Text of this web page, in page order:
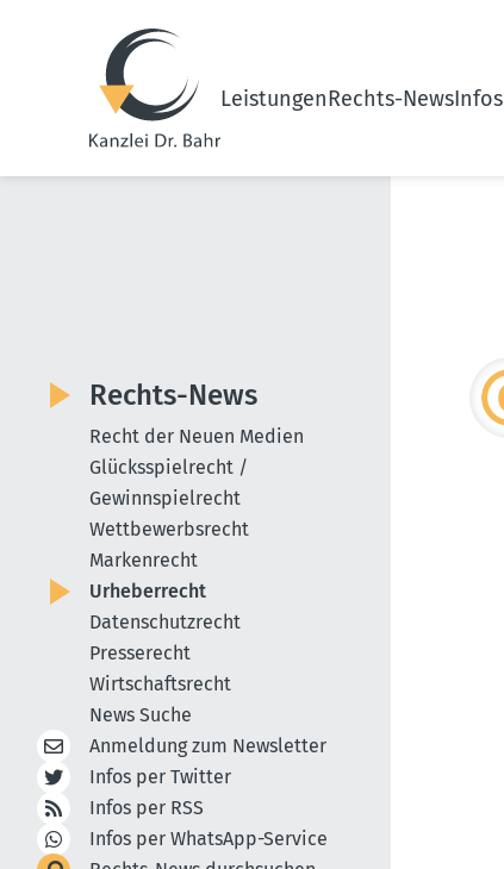
LeistungenRechts-NewsInfos
Rechts-News
Recht der Neuen Medien
Glücksspielrecht /
Gewinnspielrecht
Wettbewerbsrecht
Markenrecht
Urheberrecht
Datenschutzrecht
Presserecht
Wirtschaftsrecht
News Suche
Anmeldung zum Newsletter
Infos per Twitter
Infos per RSS
Infos per WhatsApp-Service